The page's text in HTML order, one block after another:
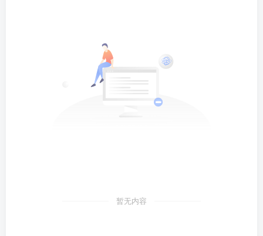
暂无内容